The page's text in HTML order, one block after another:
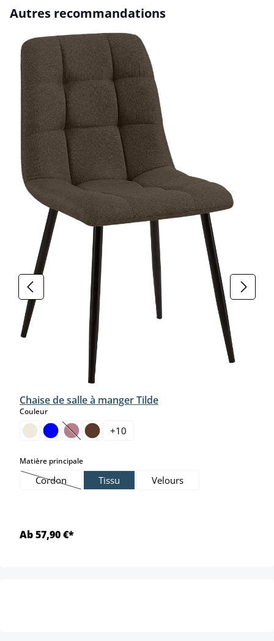
Ignorer la galerie de produits
Autres recommandations
Chaise de salle à manger Tilde
Couleurselect
(Cette option n'est pas disponible pour le moment.)
+10
Matière principaleselect
Cordon
(Cette option n'est pas disponible pour le moment.)
Tissu Velours
Ab 57,90 €*